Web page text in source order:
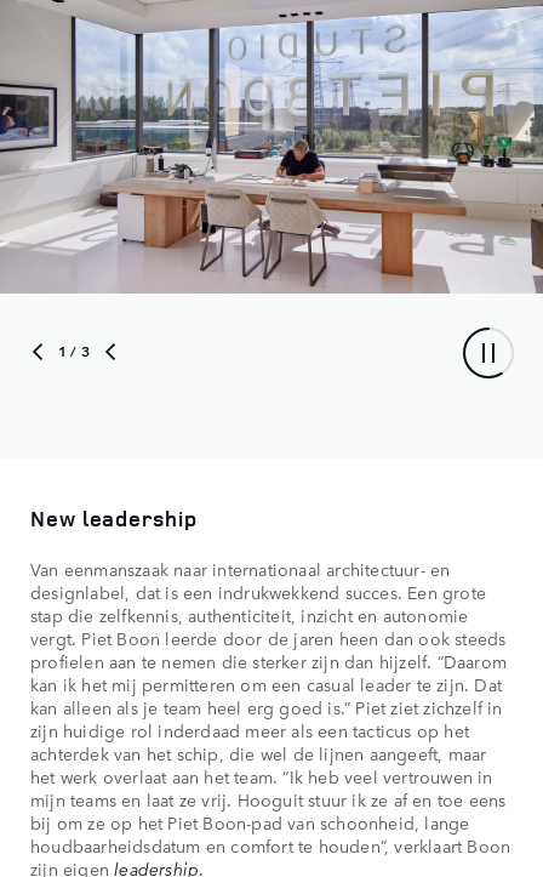
1 / 3
New leadership
Van eenmanszaak naar internationaal architectuur- en
designlabel, dat is een indrukwekkend succes. Een grote
stap die zelfkennis, authenticiteit, inzicht en autonomie
vergt. Piet Boon leerde door de jaren heen dan ook steeds
profielen aan te nemen die sterker zijn dan hijzelf. “Daarom
kan ik het mij permitteren om een casual leader te zijn. Dat
kan alleen als je team heel erg goed is.” Piet ziet zichzelf in
zijn huidige rol inderdaad meer als een tacticus op het
achterdek van het schip, die wel de lijnen aangeeft, maar
het werk overlaat aan het team. “Ik heb veel vertrouwen in
mijn teams en laat ze vrij. Hooguit stuur ik ze af en toe eens
bij om ze op het Piet Boon-pad van schoonheid, lange
houdbaarheidsdatum en comfort te houden”, verklaart Boon
zijn eigenleadership.